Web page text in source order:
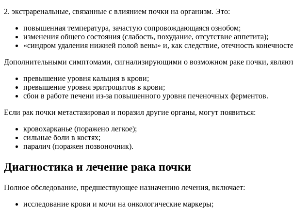
2. экстраренальные, связанные с влиянием почки на организм. Это:
повышенная температура, зачастую сопровождающаяся ознобом;
изменения общего состояния (слабость, похудание, отсутствие аппетита);
«синдром удаления нижней полой вены» и, как следствие, отечность
Дополнительными симптомами, сигнализирующими о возможном раке почки,
превышение уровня кальция в крови;
превышение уровня эритроцитов в крови;
сбои в работе печени из-за повышенного уровня печеночных ферментов.
Если рак почки метастазировал и поразил другие органы, могут появиться:
кровохарканье (поражено легкое);
сильные боли в костях;
паралич (поражен позвоночник).
Диагностика и лечение рака почки
Полное обследование, предшествующее назначению лечения, включает:
исследование крови и мочи на онкологические маркеры;